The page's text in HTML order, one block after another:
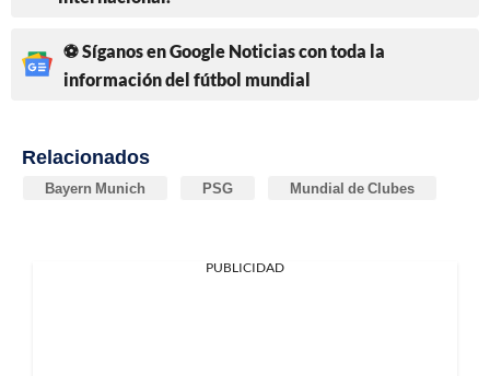
⚽ Síganos en Google Noticias con toda la
información del fútbol mundial
Relacionados
Bayern Munich PSG Mundial de Clubes
PUBLICIDAD